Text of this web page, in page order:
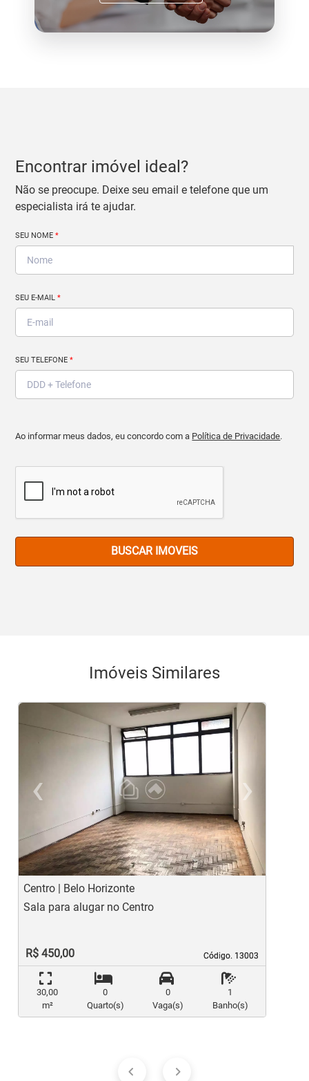
Encontrar imóvel ideal?
Não se preocupe. Deixe seu email e telefone que um
especialista irá te ajudar.
SEU NOME*
SEU E-MAIL*
SEU TELEFONE*
Ao informar meus dados, eu concordo com a Política de Privacidade.
BUSCAR IMOVEIS
Imóveis Similares
‹
Previous
›
Centro | Belo Horizonte
Código. 13003
Código. 13003
Sala para alugar no Centro
R$ 450,00
30,00
m²
0
Quarto(s)
0
Vaga(s)
1
Banho(s)